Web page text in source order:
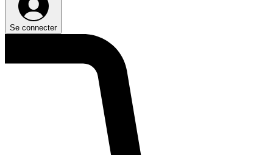
Se connecter